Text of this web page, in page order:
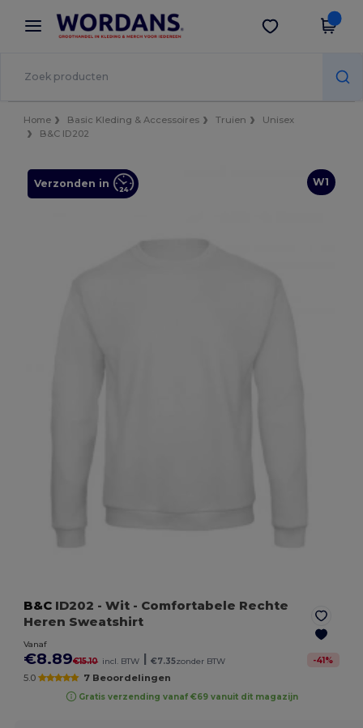
× Wordans-app
Betere prijzen in de app!
Download app
Home Basic Kleding & Accessoires Truien
Unisex
B&C ID202
W1
Verzonden in
B&C ID202 - Wit - Comfortabele Rechte
Heren Sweatshirt
Vanaf
€8.89€15.10 incl. BTW | €7.35zonder BTW -41%
5.0 7 Beoordelingen
Gratis verzending vanaf €69 vanuit dit magazijn